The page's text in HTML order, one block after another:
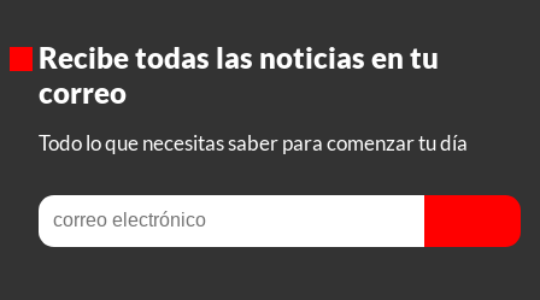
Recibe todas las noticias en tu
correo
Todo lo que necesitas saber para comenzar tu día